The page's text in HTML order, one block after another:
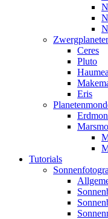
Ceres
Pluto
Haumea
Eris
Tutorials